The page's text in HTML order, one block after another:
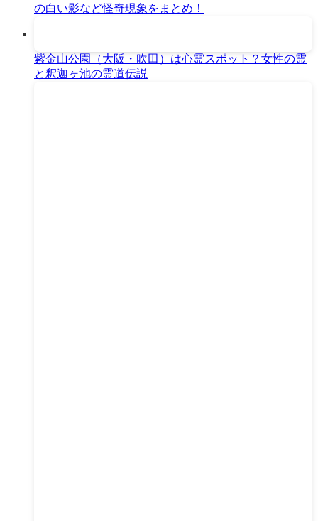
の白い影など怪奇現象をまとめ！
紫金山公園（大阪・吹田）は心霊スポット？女性の霊
と釈迦ヶ池の霊道伝説